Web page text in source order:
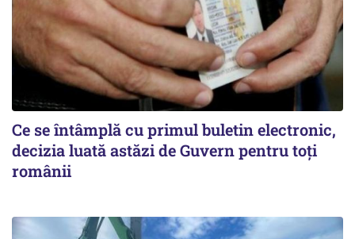
Ce se întâmplă cu primul buletin electronic,
decizia luată astăzi de Guvern pentru toți
românii